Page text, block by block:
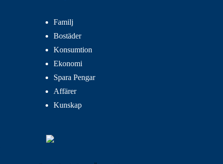
Familj
Bostäder
Konsumtion
Ekonomi
Spara Pengar
Affärer
Kunskap